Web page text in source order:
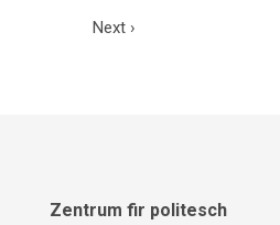
Next ›
Zentrum fir politesch